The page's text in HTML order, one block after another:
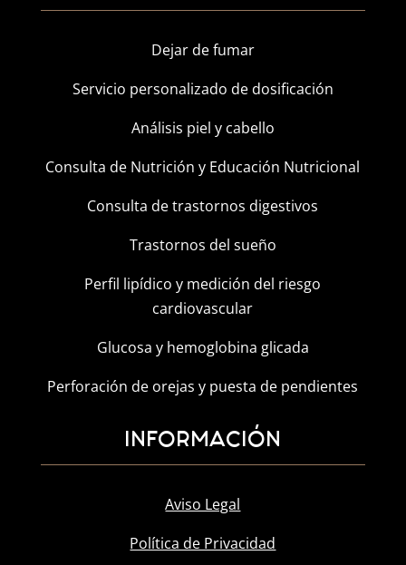
Dejar de fumar
Servicio personalizado de dosificación
Análisis piel y cabello
Consulta de Nutrición y Educación Nutricional
Consulta de trastornos digestivos
Trastornos del sueño
Perfil lipídico y medición del riesgo
cardiovascular
Glucosa y hemoglobina glicada
Perforación de orejas y puesta de pendientes
INFORMACIÓN
Aviso Legal
Política de Privacidad